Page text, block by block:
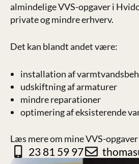
almindelige VVS-opgaver i
private og mindre erhverv.
Det kan blandt andet være:
installation af
udskiftning af armaturer
mindre reparationer
optimering af eksisterende
Læs mere om mine VVS-
23 81 59 97